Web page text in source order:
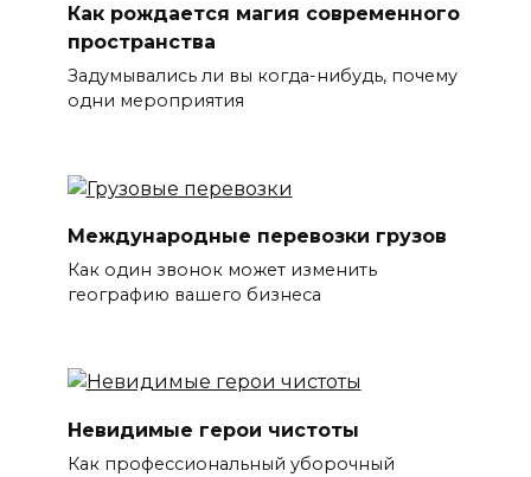
Как рождается магия современного
пространства
Задумывались ли вы когда-нибудь, почему
одни мероприятия
Международные перевозки грузов
Как один звонок может изменить
географию вашего бизнеса
Невидимые герои чистоты
Как профессиональный уборочный